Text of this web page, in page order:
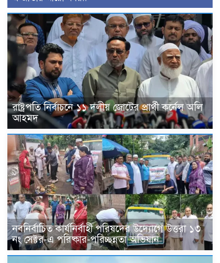
রাষ্ট্রপতি নির্বাচনে ১১ দলীয় জোটের প্রার্থী কর্নেল অলি
আহমদ
নবনির্বাচিত কার্যনির্বাহী পরিষদের উদ্যোগে উত্তরা ১৩
নং সেক্টর-এ পরিষ্কার-পরিচ্ছন্নতা অভিযান